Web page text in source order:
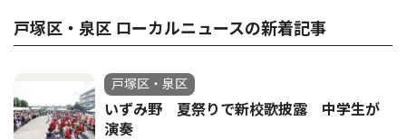
戸塚区・泉区 ローカルニュースの新着記事
戸塚区・泉区
いずみ野 夏祭りで新校歌披露 中学生が
演奏